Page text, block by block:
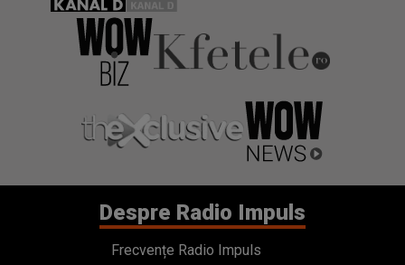
Despre Radio Impuls
Frecvențe Radio Impuls